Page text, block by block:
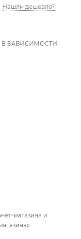
Нашли дешевле?
В ЗАВИСИМОСТИ
магазина и